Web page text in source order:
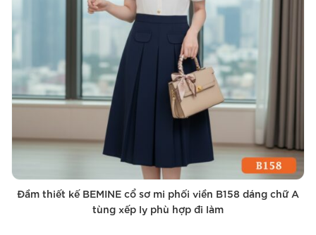
Đầm thiết kế BEMINE cổ sơ mi phối viền B158 dáng chữ A
tùng xếp ly phù hợp đi làm